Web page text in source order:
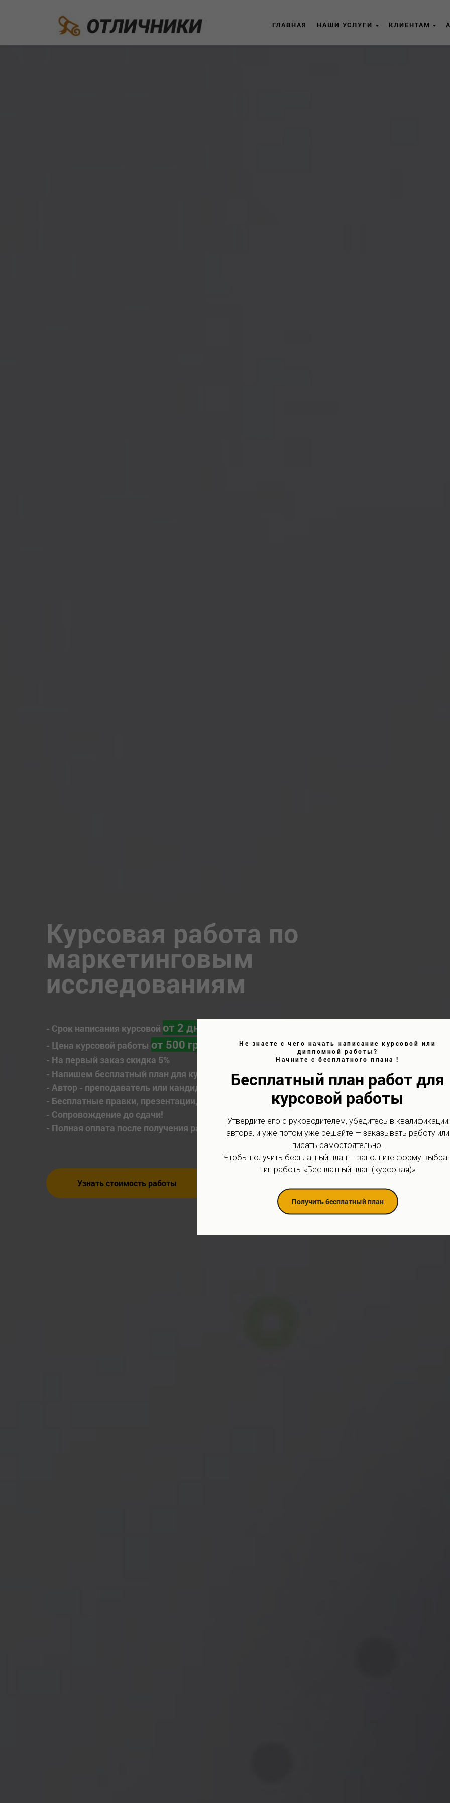
ГЛАВНАЯ НАШИ УСЛУГИ КЛИЕНТАМ
Курсовая работа по
маркетинговым
исследованиям
- Срок написания курсовой от 2 дней
- Цена курсовой работы от 500 грн
- На первый заказ скидка 5%
- Напишем бесплатный план для курсовой без предоплаты
- Автор - преподаватель или кандидат наук
- Бесплатные правки, презентации, отчет об уникальности
- Сопровождение до сдачи!
- Полная оплата после получения работы
Узнать стоимость работы
Не знаете с чего начать написание курсовой или
дипломной работы?
Начните с бесплатного плана !
Бесплатный план работ для
курсовой работы
Утвердите его с руководителем, убедитесь в квалификации
автора, и уже потом уже решайте — заказывать работу или
писать самостоятельно.
Чтобы получить бесплатный план — заполните форму
тип работы «Бесплатный план (курсовая)»
Получить бесплатный план